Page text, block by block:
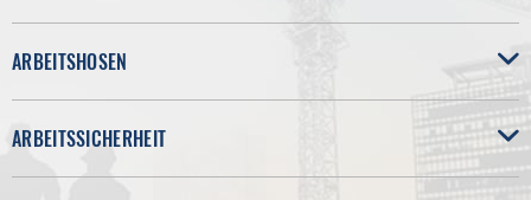
ARBEITSHOSEN
ARBEITSSICHERHEIT